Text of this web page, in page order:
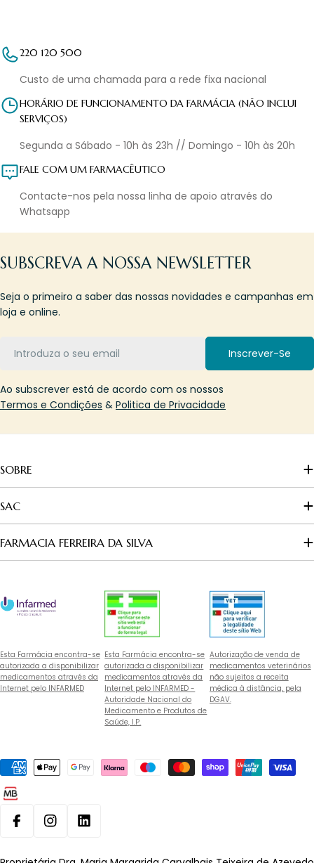
220 120 500
Custo de uma chamada para a rede fixa nacional
HORÁRIO DE FUNCIONAMENTO DA FARMÁCIA (NÃO INCLUI
SERVIÇOS)
Segunda a Sábado - 10h às 23h // Domingo - 10h às 20h
FALE COM UM FARMACÊUTICO
Contacte-nos pela nossa linha de apoio através do
Whatsapp
SUBSCREVA A NOSSA NEWSLETTER
Seja o primeiro a saber das nossas novidades e campanhas em
loja e online.
Inscrever-Se
Ao subscrever está de acordo com os nossos
Termos e Condições & Politica de Privacidade
SOBRE
SAC
FARMACIA FERREIRA DA SILVA
Esta Farmácia encontra-se
autorizada a disponibilizar
medicamentos através da
Internet pelo INFARMED
Esta Farmácia encontra-se
autorizada a disponibilizar
medicamentos através da
Internet pelo INFARMED -
Autoridade Nacional do
Medicamento e Produtos de
Saúde, I.P.
Autorização de venda de
medicamentos veterinários
não sujeitos a receita
médica à distância, pela
DGAV.
Métodos
pagamento
FacebookInstagramLinkedin